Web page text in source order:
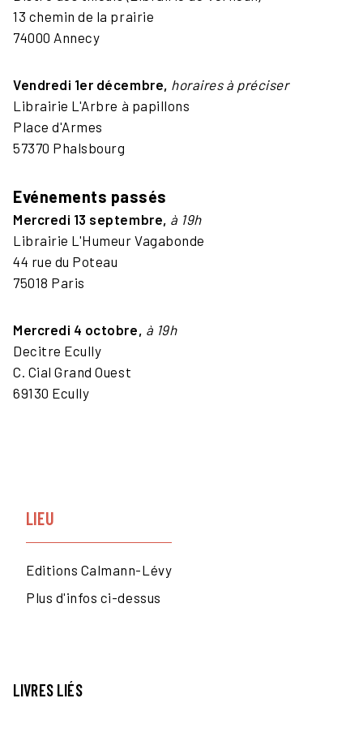
13 chemin de la prairie
74000 Annecy
Vendredi 1er décembre, horaires à préciser
Librairie L'Arbre à papillons
Place d'Armes
57370 Phalsbourg
Evénements passés
Mercredi 13 septembre, à 19h
Librairie L'Humeur Vagabonde
44 rue du Poteau
75018 Paris
Mercredi 4 octobre, à 19h
Decitre Ecully
C. Cial Grand Ouest
69130 Ecully
LIEU
Editions Calmann-Lévy
Plus d'infos ci-dessus
LIVRES LIÉS